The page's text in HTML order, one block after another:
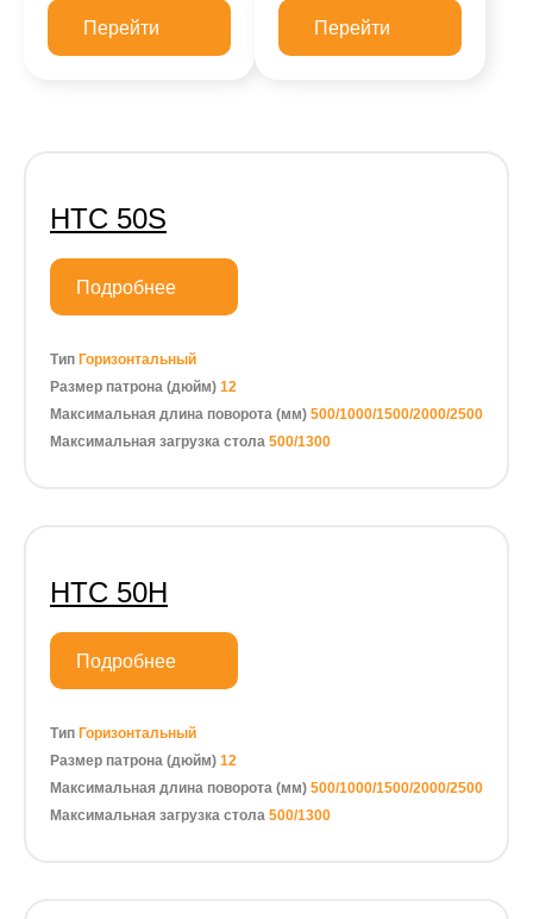
Перейти Перейти
HTC 50S
Подробнее
Тип Горизонтальный
Размер патрона (дюйм) 12
Максимальная длина поворота (мм) 500/1000/1500/2000/2500
Максимальная загрузка стола 500/1300
HTC 50H
Подробнее
Тип Горизонтальный
Размер патрона (дюйм) 12
Максимальная длина поворота (мм) 500/1000/1500/2000/2500
Максимальная загрузка стола 500/1300